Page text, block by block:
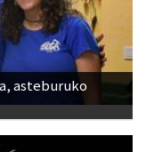
asteburuko